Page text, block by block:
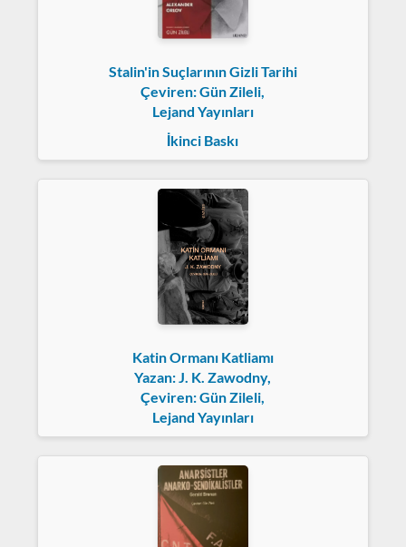
Stalin'in Suçlarının Gizli Tarihi
Çeviren: Gün Zileli,
Lejand Yayınları
İkinci Baskı
Katin Ormanı Katliamı
Yazan: J. K. Zawodny,
Çeviren: Gün Zileli,
Lejand Yayınları